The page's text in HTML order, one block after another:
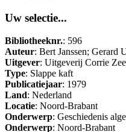
Uw selectie...
Bibliotheeknr.: 596
Auteur: Bert Janssen; Gerard
Uitgever: Uitgeverij Corrie
Type: Slappe kaft
Publicatiejaar: 1979
Land: Nederland
Locatie: Noord-Brabant
Onderwerp: Geschiedenis
Onderwerp: Noord-Brabant